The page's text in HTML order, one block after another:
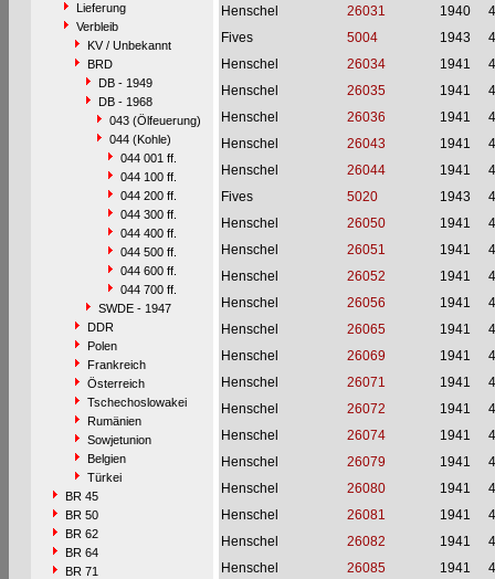
Lieferung
Verbleib
KV / Unbekannt
BRD
DB - 1949
DB - 1968
043 (Ölfeuerung)
044 (Kohle)
044 001 ff.
044 100 ff.
044 200 ff.
044 300 ff.
044 400 ff.
044 500 ff.
044 600 ff.
044 700 ff.
SWDE - 1947
DDR
Polen
Frankreich
Österreich
Tschechoslowakei
Rumänien
Sowjetunion
Belgien
Türkei
BR 45
BR 50
BR 62
BR 64
BR 71
Henschel
26031 1940
Fives
5004 1943
Henschel
26034 1941
Henschel
26035 1941
Henschel
26036 1941
Henschel
26043 1941
Henschel
26044 1941
Fives
5020 1943
Henschel
26050 1941
Henschel
26051 1941
Henschel
26052 1941
Henschel
26056 1941
Henschel
26065 1941
Henschel
26069 1941
Henschel
26071 1941
Henschel
26072 1941
Henschel
26074 1941
Henschel
26079 1941
Henschel
26080 1941
Henschel
26081 1941
Henschel
26082 1941
Henschel
26085 1941